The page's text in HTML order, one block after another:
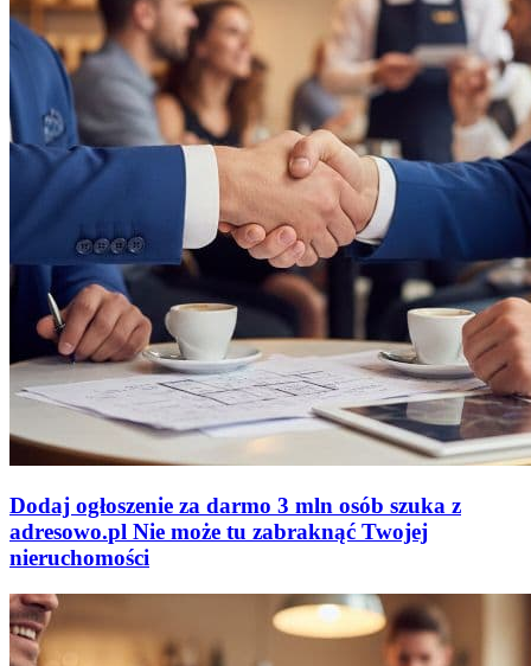
Dodaj ogłoszenie za darmo 3 mln osób szuka z
adresowo.pl Nie może tu zabraknąć Twojej
nieruchomości